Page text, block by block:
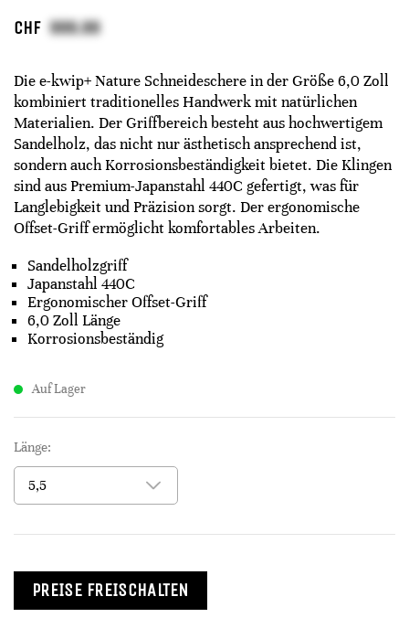
CHF
Die e-kwip+ Nature Schneideschere in der Größe 6,0 Zoll
kombiniert traditionelles Handwerk mit natürlichen
Materialien. Der Griffbereich besteht aus hochwertigem
Sandelholz, das nicht nur ästhetisch ansprechend ist,
sondern auch Korrosionsbeständigkeit bietet. Die Klingen
sind aus Premium-Japanstahl 440C gefertigt, was für
Langlebigkeit und Präzision sorgt. Der ergonomische
Offset-Griff ermöglicht komfortables Arbeiten.
Sandelholzgriff
Japanstahl 440C
Ergonomischer Offset-Griff
6,0 Zoll Länge
Korrosionsbeständig
Auf Lager
Länge:
PREISE FREISCHALTEN